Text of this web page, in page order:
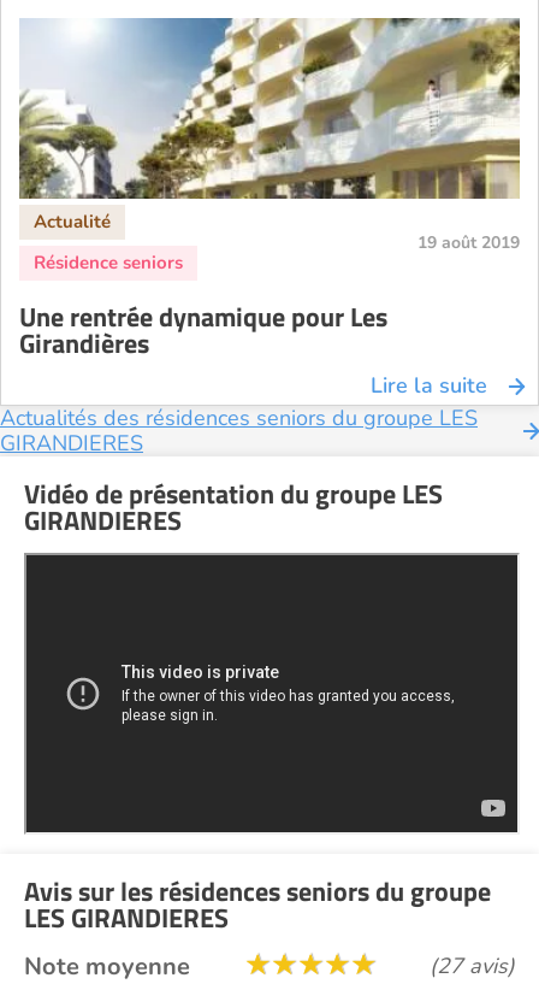
19 août 2019
Une rentrée dynamique pour Les
Girandières
Lire la suite
Actualités des résidences seniors du groupe LES
GIRANDIERES
Vidéo de présentation du groupe LES
GIRANDIERES
Avis sur les résidences seniors du groupe
LES GIRANDIERES
Note moyenne (27 avis)